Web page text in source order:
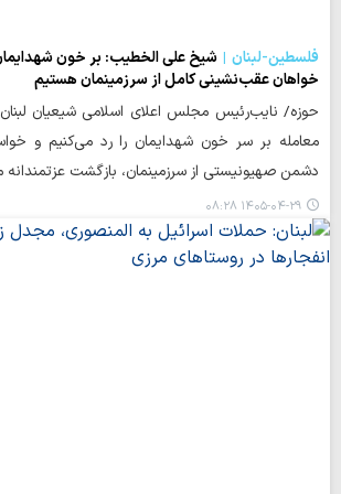
فلسطین-لبنان
شیخ علی الخطیب: بر خون
خواهان عقب‌نشینی کامل از سرزمینمان هستیم
حوزه/ نایب‌رئیس مجلس اعلای اسلامی شیعیان لبنان
معامله بر سر خون شهدایمان را رد می‌کنیم و
دشمن صهیونیستی از سرزمینمان، بازگشت
۱۴۰۵-۰۴-۲۹ ۰۸:۲۸